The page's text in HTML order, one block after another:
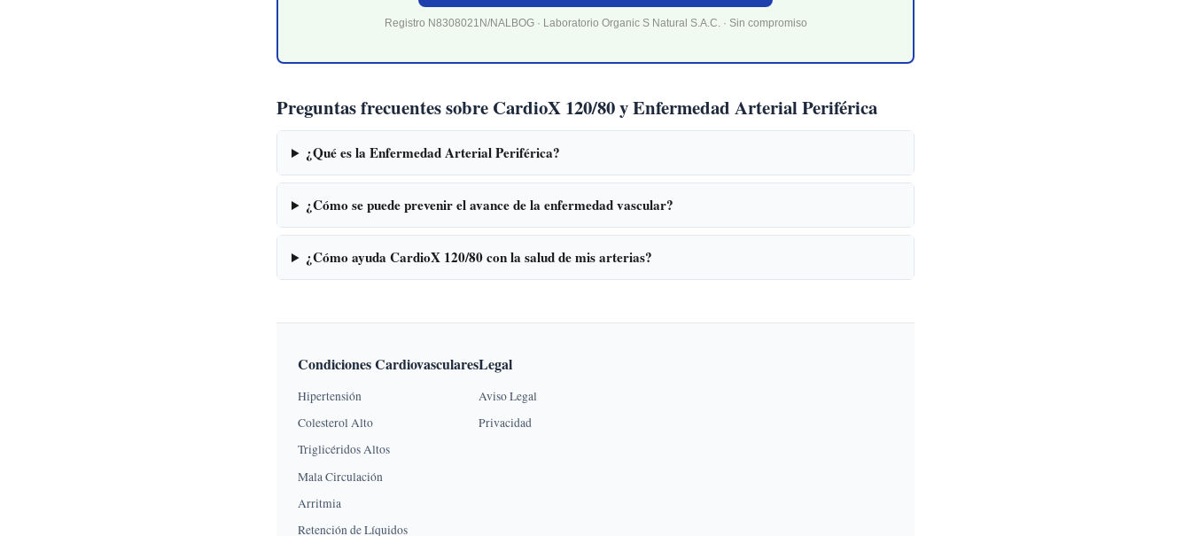
Registro N8308021N/NALBOG · Laboratorio Organic S Natural S.A.C. · Sin compromiso
Preguntas frecuentes sobre CardioX 120/80 y Enfermedad Arterial Periférica
¿Qué es la Enfermedad Arterial Periférica?
¿Cómo se puede prevenir el avance de la enfermedad vascular?
¿Cómo ayuda CardioX 120/80 con la salud de mis arterias?
Condiciones Cardiovasculares
Hipertensión
Colesterol Alto
Triglicéridos Altos
Mala Circulación
Arritmia
Retención de Líquidos
Legal
Aviso Legal
Privacidad